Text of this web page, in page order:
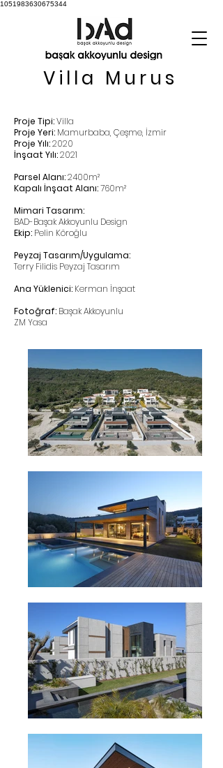
1051983630675344
Villa Murus
Proje Tipi:Villa
Proje Yeri: Mamurbaba, Çeşme, İzmir
Proje Yılı:2020
İnşaat Yılı:2021
Parsel Alanı:2400m²
Kapalı İnşaat Alanı:760m²
Mimari Tasarım:
BAD-Başak Akkoyunlu Design
Ekip: Pelin Köroğlu
Peyzaj Tasarım/Uygulama:
Terry Filidis Peyzaj Tasarım
Ana Yüklenici: Kerman İnşaat
Fotoğraf: Başak Akkoyunlu
ZM Yasa